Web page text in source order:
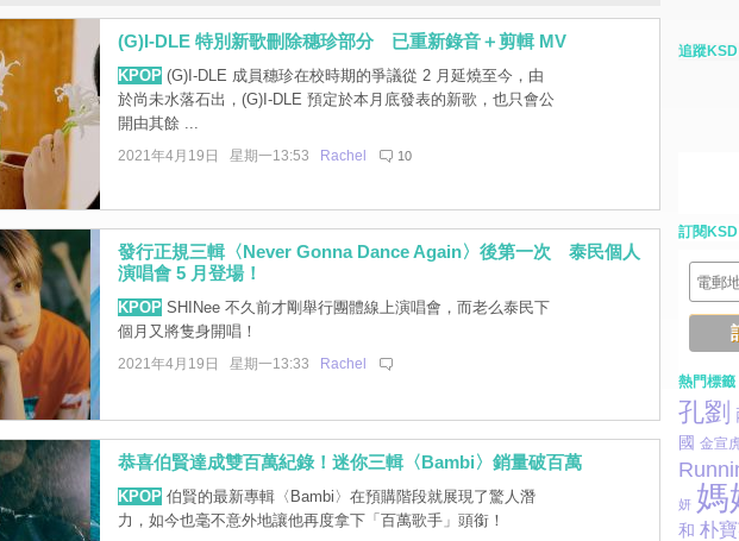
(G)I-DLE 特別新歌刪除穗珍部分 已重新錄音＋剪輯 MV
KPOP(G)I-DLE 成員穗珍在校時期的爭議從 2 月延燒至今，由
於尚未水落石出，(G)I-DLE 預定於本月底發表的新歌，也只會公
開由其餘 ...
2021年4月19日 星期一13:53 Rachel 10
發行正規三輯〈Never Gonna Dance Again〉後第一次 泰民個人
演唱會 5 月登場！
KPOPSHINee 不久前才剛舉行團體線上演唱會，而老么泰民下
個月又將隻身開唱！
2021年4月19日 星期一13:33 Rachel
恭喜伯賢達成雙百萬紀錄！迷你三輯〈Bambi〉銷量破百萬
KPOP伯賢的最新專輯〈Bambi〉在預購階段就展現了驚人潛
力，如今也毫不意外地讓他再度拿下「百萬歌手」頭銜！
追蹤KSD
訂閱KSD
熱門標籤
孔劉
國 金宣
妍 媽
和 朴